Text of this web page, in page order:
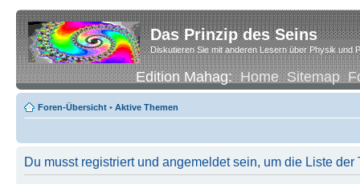
Das Prinzip des Seins
Diskutieren Sie mit anderen Lesern über Physik und
Edition Mahag:Home Sitemap
Foren-Übersicht • Aktive Themen
Du musst registriert und angemeldet sein, um die Liste